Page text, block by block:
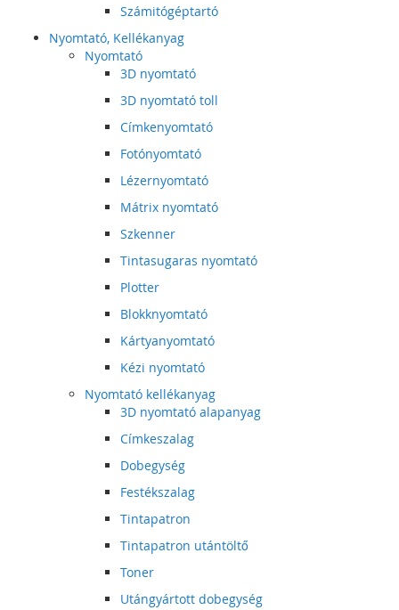
Számitógéptartó
Nyomtató, Kellékanyag
Nyomtató
3D nyomtató
3D nyomtató toll
Címkenyomtató
Fotónyomtató
Lézernyomtató
Mátrix nyomtató
Szkenner
Tintasugaras nyomtató
Plotter
Blokknyomtató
Kártyanyomtató
Kézi nyomtató
Nyomtató kellékanyag
3D nyomtató alapanyag
Címkeszalag
Dobegység
Festékszalag
Tintapatron
Tintapatron utántöltő
Toner
Utángyártott dobegység